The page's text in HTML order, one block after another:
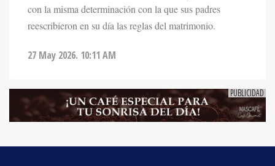
reescribieron en su día las reglas del matrimonio.